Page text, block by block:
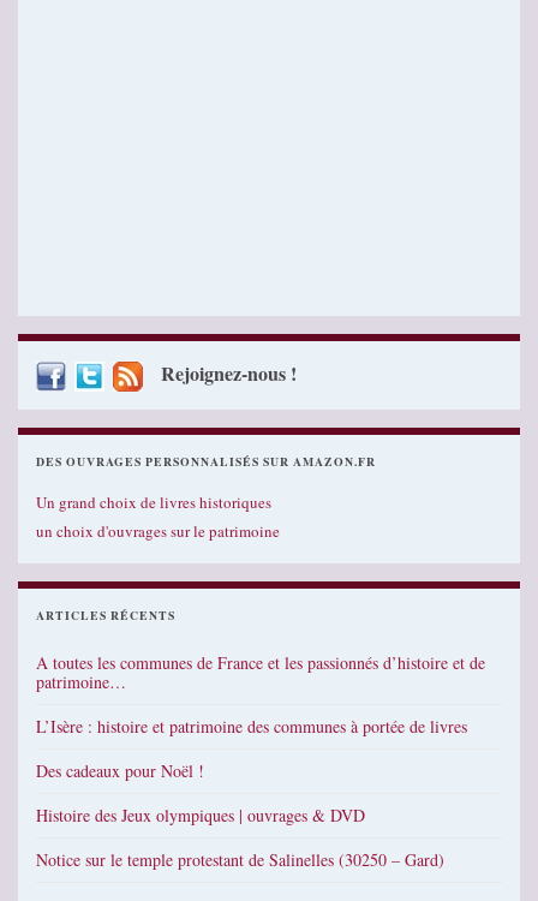
Rejoignez-nous !
DES OUVRAGES PERSONNALISÉS SUR AMAZON.FR
Un grand choix de livres historiques
un choix d'ouvrages sur le patrimoine
ARTICLES RÉCENTS
A toutes les communes de France et les passionnés d’histoire et de
patrimoine…
L’Isère : histoire et patrimoine des communes à portée de livres
Des cadeaux pour Noël !
Histoire des Jeux olympiques | ouvrages & DVD
Notice sur le temple protestant de Salinelles (30250 – Gard)